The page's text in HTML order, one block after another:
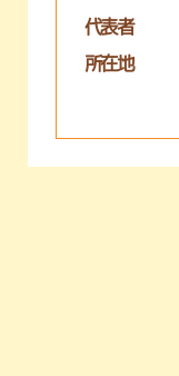
代表者
所在地